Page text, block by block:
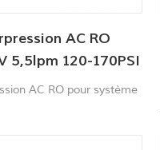
AC RO
5,5lpm 120-170PSI
AC RO pour système